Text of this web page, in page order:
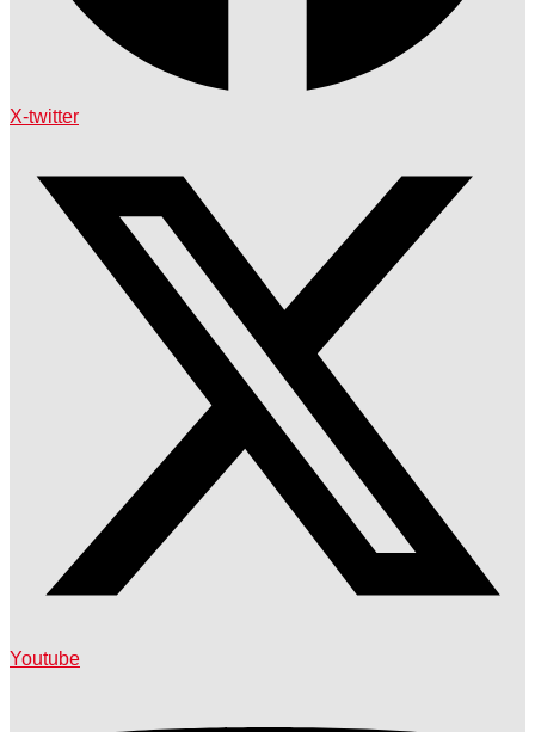
X-twitter
Youtube